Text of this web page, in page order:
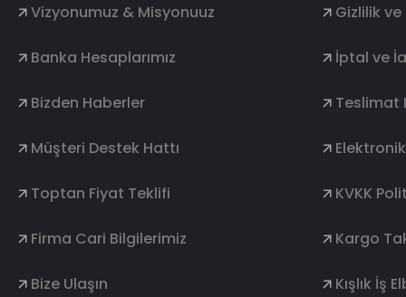
Vizyonumuz & Misyonuuz
Banka Hesaplarımız
Bizden Haberler
Müşteri Destek Hattı
Toptan Fiyat Teklifi
Firma Cari Bilgilerimiz
Bize Ulaşın
Gizlilik
İptal ve
Teslimat
KVKK
Kargo
Kışlık İş